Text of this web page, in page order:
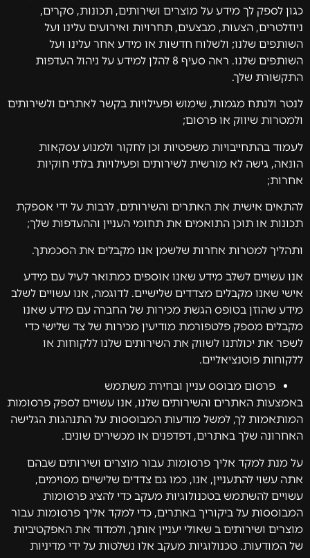
כגון לספק לך מידע על מוצרים ושירותים, תכונות, סקרים,
ניוזלטרים, הצעות, מבצעים, תחרויות ואירועים עלינו ועל
השותפים שלנו; ולשלוח חדשות או מידע אחר עלינו ועל
השותפים שלנו. ראה סעיף 8 להלן למידע על ניהול העדפות
התקשורת שלך.
לנטר ולנתח מגמות, שימוש ופעילויות בקשר לאתרים ולשירותים
ולמטרות שיווק או פרסום;
לעמוד בהתחייבויות משפטיות וכן לחקור ולמנוע עסקאות
הונאה, גישה לא מורשית לשירותים ופעילויות בלתי חוקיות
אחרות;
להתאים אישית את האתרים והשירותים, לרבות על ידי אספקת
תכונות או תוכן התואמים את תחומי העניין וההעדפות שלך;
ותהליך למטרות אחרות שלשמן אנו מקבלים את הסכמתך.
אנו עשויים לשלב מידע שאנו אוספים כמתואר לעיל עם מידע
אישי שאנו מקבלים מצדדים שלישיים. לדוגמה, אנו עשויים לשלב
מידע שהוזן בטופס הגשת מכירות של החברה עם מידע שאנו
מקבלים מספק פלטפורמת מודיעין מכירות של צד שלישי כדי
לשפר את יכולתנו לשווק את השירותים שלנו ללקוחות או
ללקוחות פוטנציאליים.
פרסום מבוסס עניין ובחירת משתמש
באמצעות האתרים והשירותים שלנו, אנו עשויים לספק פרסומות
המותאמות לך, למשל מודעות המבוססות על התנהגות הגלישה
האחרונה שלך באתרים, דפדפנים או מכשירים שונים.
על מנת למקד אליך פרסומות עבור מוצרים ושירותים שבהם
אתה עשוי להתעניין, אנו, כמו גם צדדים שלישיים מסוימים,
עשויים להשתמש בטכנולוגיות מעקב כדי להציג פרסומות
המבוססות על ביקוריך באתרים, כדי למקד אליך פרסומות עבור
מוצרים ושירותים ב שאולי יעניין אותך, ולמדוד את האפקטיביות
של המודעות. טכנולוגיות מעקב אלו נשלטות על ידי מדיניות